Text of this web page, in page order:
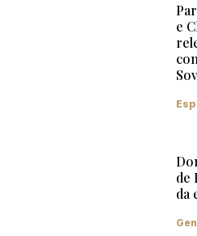
e
de
da